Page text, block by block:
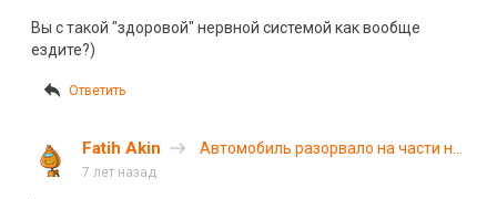
Вы с такой "здоровой" нервной системой как вообще
ездите?)
Ответить
Fatih Akin
Автомобиль разорвало на части на
7 лет назад